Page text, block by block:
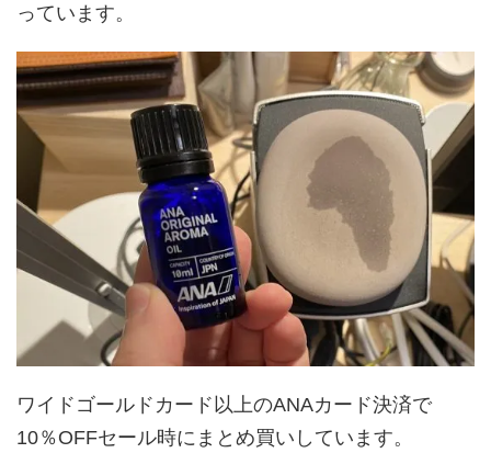
っています。
ワイドゴールドカード以上のANAカード決済で
10％OFFセール時にまとめ買いしています。